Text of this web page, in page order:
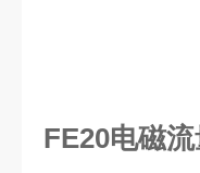
FE20电磁